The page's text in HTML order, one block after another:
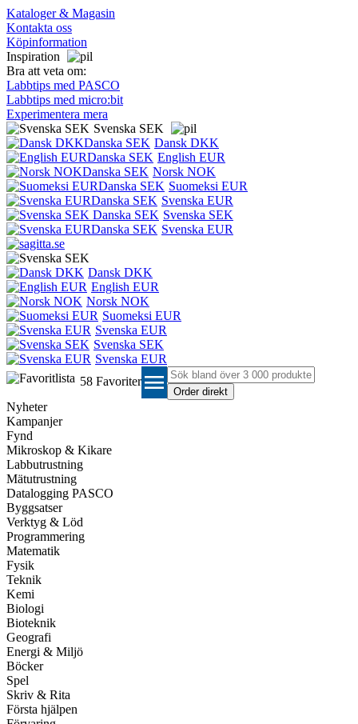
Kataloger & Magasin
Kontakta oss
Köpinformation
Inspiration
Bra att veta om:
Labbtips med PASCO
Labbtips med micro:bit
Experimentera mera
Svenska SEK
Dansk DKK
English EUR
Norsk NOK
Suomeksi EUR
Svenska EUR
Svenska SEK
Svenska EUR
Dansk DKK
English EUR
Norsk NOK
Suomeksi EUR
Svenska EUR
Svenska SEK
Svenska EUR
58 Favoriter menu
Nyheter
Kampanjer
Fynd
Mikroskop & Kikare
Labbutrustning
Mätutrustning
Datalogging PASCO
Byggsatser
Verktyg & Löd
Programmering
Matematik
Fysik
Teknik
Kemi
Biologi
Bioteknik
Geografi
Energi & Miljö
Böcker
Spel
Skriv & Rita
Första hjälpen